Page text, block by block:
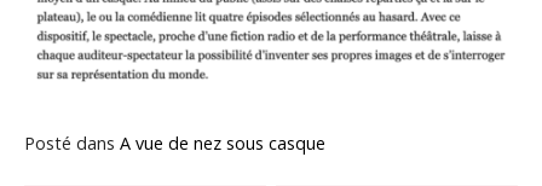
Posté dans A vue de nez sous casque